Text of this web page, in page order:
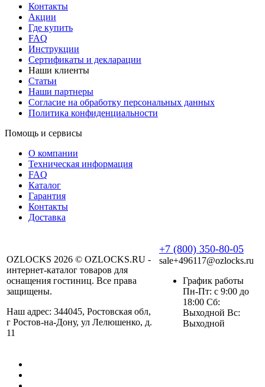
Контакты
Акции
Где купить
FAQ
Инструкции
Сертификаты и декларации
Наши клиенты
Статьи
Наши партнеры
Согласие на обработку персональных данных
Политика конфиденциальности
Помощь и сервисы
О компании
Техническая информация
FAQ
Каталог
Гарантия
Контакты
Доставка
OZLOCKS 2026 © OZLOCKS.RU -
интернет-каталог товаров для
оснащения гостиниц. Все права
защищены.
Наш адрес: 344045, Ростовская обл,
г Ростов-на-Дону, ул Лелюшенко, д.
11
+7 (800) 350-80-05
sale+496117@ozlocks.ru
График работы
Пн-Пт: с 9:00 до
18:00 Сб:
Выходной Вс:
Выходной